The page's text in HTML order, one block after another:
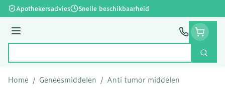
Ga naar de inhoud
Apothekersadvies Snelle beschikbaarheid
Menu
Zoek
Home / Geneesmiddelen / Anti tumor middelen